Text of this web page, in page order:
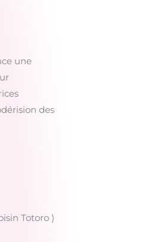
une
des
Totoro )